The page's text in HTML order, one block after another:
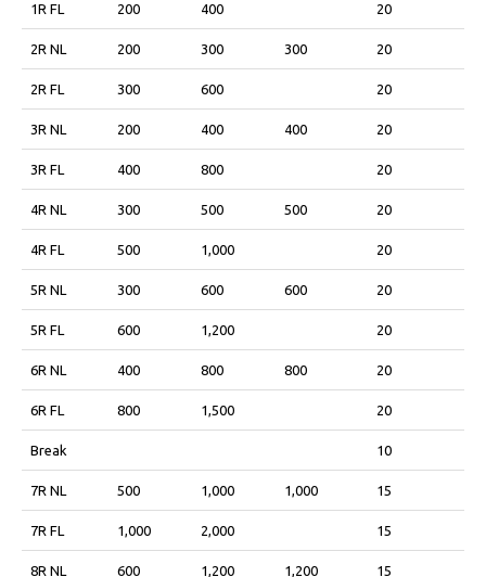
1R FL 200 400 20
2R NL 200 300 300 20
2R FL 300 600 20
3R NL 200 400 400 20
3R FL 400 800 20
4R NL 300 500 500 20
4R FL 500 1,000 20
5R NL 300 600 600 20
5R FL 600 1,200 20
6R NL 400 800 800 20
6R FL 800 1,500 20
Break 10
7R NL 500 1,000 1,000 15
7R FL 1,000 2,000 15
8R NL 600 1,200 1,200 15